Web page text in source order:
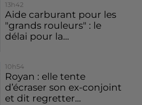
13h42
Aide carburant pour les
"grands rouleurs" : le
délai pour la...
10h54
Royan : elle tente
d’écraser son ex-conjoint
et dit regretter...